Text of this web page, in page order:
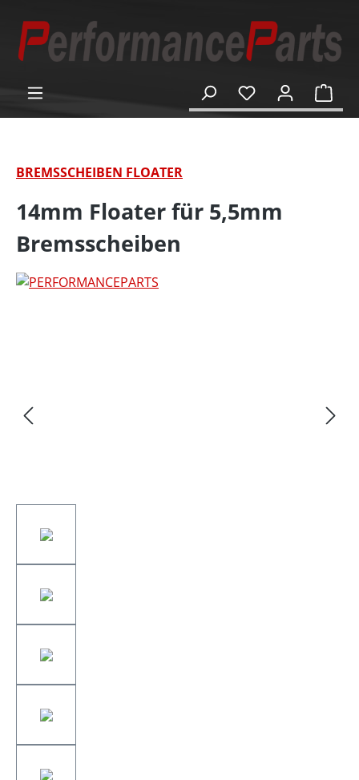
springen
BREMSSCHEIBEN FLOATER
14mm Floater für 5,5mm
Bremsscheiben